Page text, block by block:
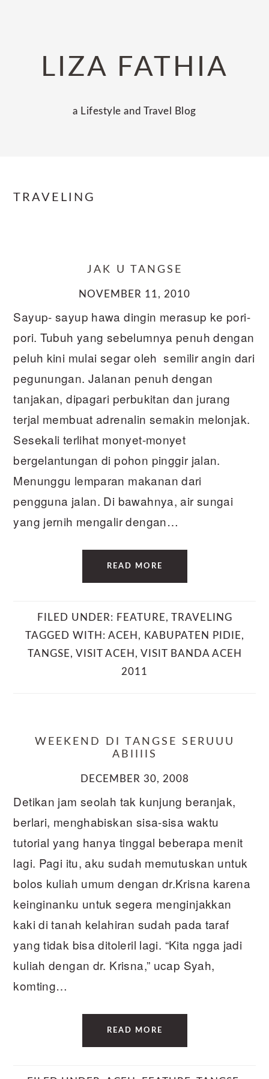
navigationLIZA FATHIA
a Lifestyle and Travel Blog
TRAVELING
JAK U TANGSE
NOVEMBER 11, 2010
Sayup- sayup hawa dingin merasup ke pori-
pori. Tubuh yang sebelumnya penuh dengan
peluh kini mulai segar oleh semilir angin dari
pegunungan. Jalanan penuh dengan
tanjakan, dipagari perbukitan dan jurang
terjal membuat adrenalin semakin melonjak.
Sesekali terlihat monyet-monyet
bergelantungan di pohon pinggir jalan.
Menunggu lemparan makanan dari
pengguna jalan. Di bawahnya, air sungai
yang jernih mengalir dengan…
READ MORE
FILED UNDER: FEATURE, TRAVELING
TAGGED WITH: ACEH , KABUPATEN PIDIE,
TANGSE, VISIT ACEH , VISIT BANDA ACEH
2011
WEEKEND DI TANGSE SERUUU
ABIIIIS
DECEMBER 30, 2008
Detikan jam seolah tak kunjung beranjak,
berlari, menghabiskan sisa-sisa waktu
tutorial yang hanya tinggal beberapa menit
lagi. Pagi itu, aku sudah memutuskan untuk
bolos kuliah umum dengan dr.Krisna karena
keinginanku untuk segera menginjakkan
kaki di tanah kelahiran sudah pada taraf
yang tidak bisa ditoleril lagi. “Kita ngga jadi
kuliah dengan dr. Krisna,” ucap Syah,
komting…
READ MORE